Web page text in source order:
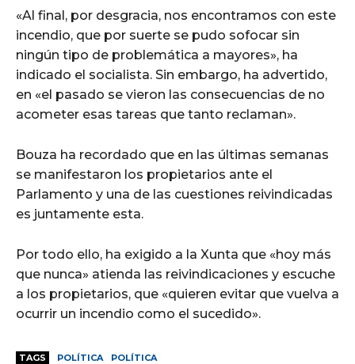
«Al final, por desgracia, nos encontramos con este
incendio, que por suerte se pudo sofocar sin
ningún tipo de problemática a mayores», ha
indicado el socialista. Sin embargo, ha advertido,
en «el pasado se vieron las consecuencias de no
acometer esas tareas que tanto reclaman».
Bouza ha recordado que en las últimas semanas
se manifestaron los propietarios ante el
Parlamento y una de las cuestiones reivindicadas
es juntamente esta.
Por todo ello, ha exigido a la Xunta que «hoy más
que nunca» atienda las reivindicaciones y escuche
a los propietarios, que «quieren evitar que vuelva a
ocurrir un incendio como el sucedido».
TAGS POLÍTICA POLÍTICA